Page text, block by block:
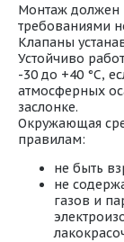
Монтаж должен
требованиями
Клапаны
Устойчиво
-30 до +40 °С,
атмосферных
заслонке.
Окружающая
правилам:
не быть
не
газов и